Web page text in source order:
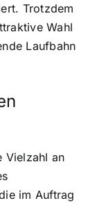
Trotzdem
Wahl
Laufbahn
Vielzahl an
im Auftrag